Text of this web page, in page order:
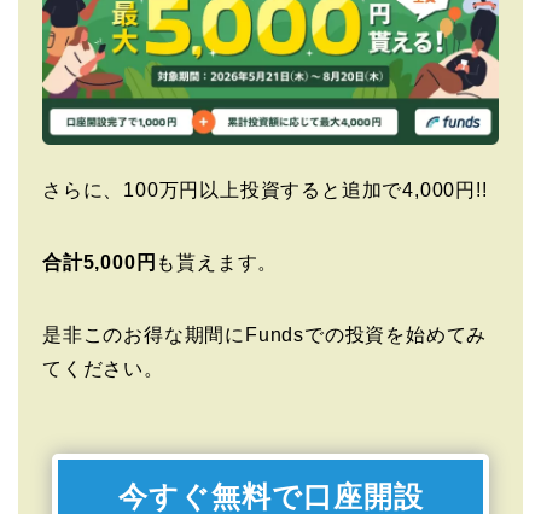
さらに、100万円以上投資すると追加で4,000円!!
合計5,000円 も貰えます。
是非このお得な期間にFundsでの投資を始めてみ
てください。
今すぐ無料で口座開設